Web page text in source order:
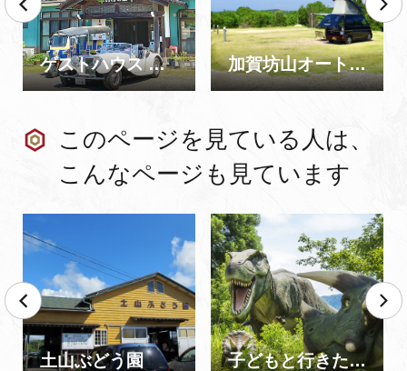
ゲストハウス 片野の森 オートキャンプ場 加賀坊山オートキャンプ場
このページを見ている人は、
こんなページも見ています
土山ぶどう園 子どもと行きたい！ 福井・金沢の旅【2泊3日コース】